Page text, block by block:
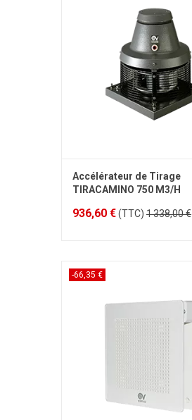
Accélérateur de Tirage
TIRACAMINO 750 M3/H
936,60 €(TTC) 1 338,00 €
-66,35 €